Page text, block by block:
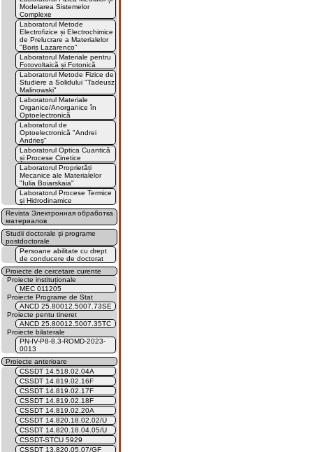
Modelarea Sistemelor
Complexe
Laboratorul Metode
Electrofizice și Electrochimice
de Prelucrare a Materialelor
"Boris Lazarenco"
Laboratorul Materiale pentru
Fotovoltaică și Fotonică
Laboratorul Metode Fizice de
Studiere a Solidului "Tadeusz
Malinowski"
Laboratorul Materiale
Organice/Anorganice în
Optoelectronică
Laboratorul de
Optoelectronică "Andrei
Andrieș"
Laboratorul Optica Cuantică
și Procese Cinetice
Laboratorul Proprietăți
Mecanice ale Materialelor
"Iulia Boiarskaia"
Laboratorul Procese Termice
și Hidrodinamice
Revista Электронная обработка
материалов
Studii doctorale și programe
postdoctorale
Persoane abilitate cu drept
de conducere de doctorat
Proiecte de cercetare curente
Proiecte instituționale
MEC 011205
Proiecte Programe de Stat
ANCD 25.80012.5007.73SE
Proiecte pentu tineret
ANCD 25.80012.5007.35TC
Proiecte bilaterale
PN-IV-P8-8.3-ROMD-2023-
0013
Proiecte anterioare
CSSDT 14.518.02.04A
CSSDT 14.819.02.16F
CSSDT 14.819.02.17F
CSSDT 14.819.02.18F
CSSDT 14.819.02.20A
CSSDT 14.820.18.02.02/U
CSSDT 14.820.18.04.05/U
CSSDT-STCU 5929
CSSDT 13.820.05.07/GF